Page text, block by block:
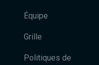
Équipe
Grille
Politiques de